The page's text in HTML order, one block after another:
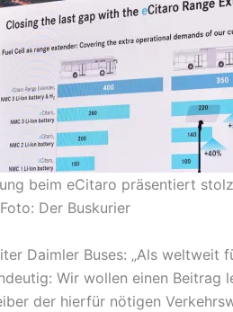
beim eCitaro präsentiert
Der Buskurier
Daimler Buses: „Als weltweit
Wir wollen einen Beitrag
der hierfür nötigen